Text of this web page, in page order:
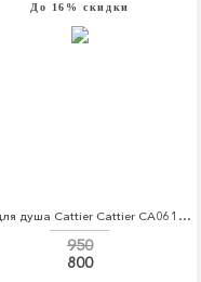
До 16% скидки
Гель для душа Cattier Cattier CA061LWFLK87
950
800